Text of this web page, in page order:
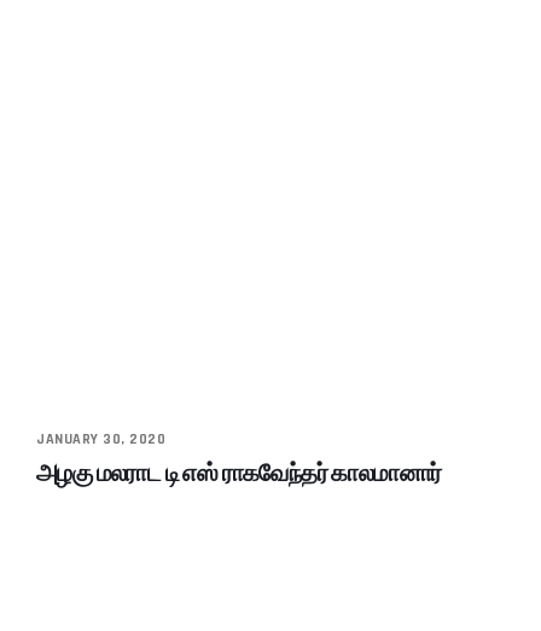
JANUARY 30, 2020
அழகு மலராட டி எஸ் ராகவேந்தர் காலமானார்